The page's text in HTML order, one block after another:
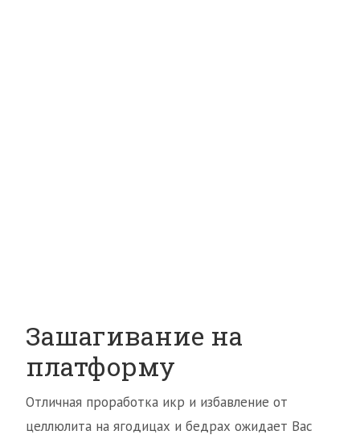
Зашагивание на
платформу
Отличная проработка икр и избавление от
целлюлита на ягодицах и бедрах ожидает Вас